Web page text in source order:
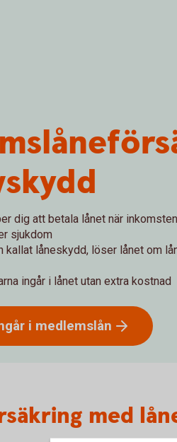
dig att betala lånet när
sjukdom
kallat låneskydd, löser lånet om
ingår i lånet utan extra kostnad
i medlemslån
med